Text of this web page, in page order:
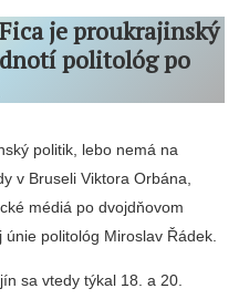
je proukrajinský
politológ po
politik, lebo nemá na
v Bruseli Viktora Orbána,
médiá po dvojdňovom
politológ Miroslav Řádek.
sa vtedy týkal 18. a 20.